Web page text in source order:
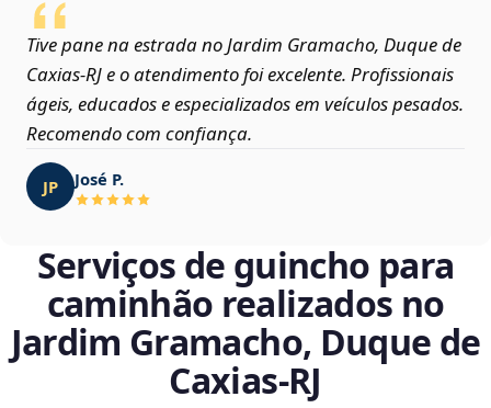
Tive pane na estrada no Jardim Gramacho, Duque de
Caxias‑RJ e o atendimento foi excelente. Profissionais
ágeis, educados e especializados em veículos pesados.
Recomendo com confiança.
JP José P.
Serviços de guincho para
caminhão realizados no
Jardim Gramacho, Duque de
Caxias‑RJ